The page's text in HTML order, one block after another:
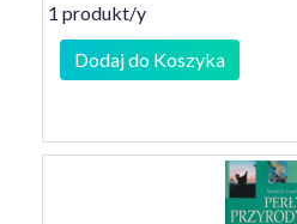
1 produkt/y
Dodaj do Koszyka